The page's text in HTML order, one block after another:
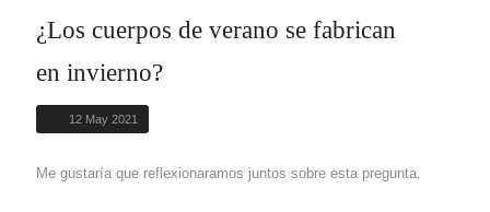
¿Los cuerpos de verano se fabrican
en invierno?
12 May 2021
Me gustaría que reflexionaramos juntos sobre esta pregunta.